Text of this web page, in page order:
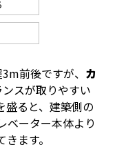
前後ですが、 カ
ンスが取りやすい
盛ると、建築側の
ベーター本体より
ます。